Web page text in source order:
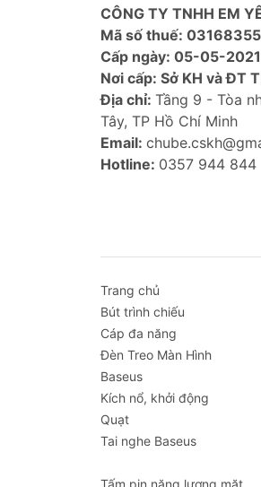
Loại pin: Pin
Số lượng pin:
Dung lượng
Dung lượng
Input: Type-
Output: USB
Công suất
Nhiệt độ hoạt
Sạc pin đa
bị di động
Đèn LED đa
An toàn và
Dễ sử dụng
Kích bình
Hướng dẫn
CÔNG TY TNHH EM
Mã số thuế:
Cấp ngày: 05-05-2021
Nơi cấp: Sở KH và ĐT
Địa chỉ: Tầng 9 - Tòa
Tây, TP Hồ Chí Minh
Email:
Hotline: 0357 944 844
Trang chủ
Bút trình chiếu
Cáp đa năng
Đèn Treo Màn Hình
Baseus
Kích nổ, khởi động
Quạt
Tai nghe Baseus
Tấm pin năng lượng mặt